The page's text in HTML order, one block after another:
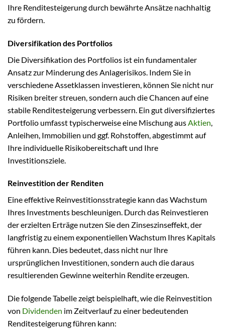
Ihre Renditesteigerung durch bewährte Ansätze nachhaltig
zu fördern.
Diversifikation des Portfolios
Die Diversifikation des Portfolios ist ein fundamentaler
Ansatz zur Minderung des Anlagerisikos. Indem Sie in
verschiedene Assetklassen investieren, können Sie nicht nur
Risiken breiter streuen, sondern auch die Chancen auf eine
stabile Renditesteigerung verbessern. Ein gut diversifiziertes
Portfolio umfasst typischerweise eine Mischung aus Aktien
Anleihen, Immobilien und ggf. Rohstoffen, abgestimmt auf
Ihre individuelle Risikobereitschaft und Ihre
Investitionsziele.
Reinvestition der Renditen
Eine effektive Reinvestitionsstrategie kann das Wachstum
Ihres Investments beschleunigen. Durch das Reinvestieren
der erzielten Erträge nutzen Sie den Zinseszinseffekt, der
langfristig zu einem exponentiellen Wachstum Ihres Kapitals
führen kann. Dies bedeutet, dass nicht nur Ihre
ursprünglichen Investitionen, sondern auch die daraus
resultierenden Gewinne weiterhin Rendite erzeugen.
Die folgende Tabelle zeigt beispielhaft, wie die Reinvestition
von Dividenden im Zeitverlauf zu einer bedeutenden
Renditesteigerung führen kann: